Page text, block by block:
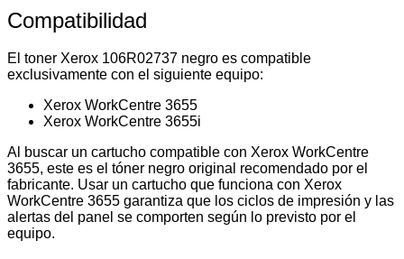
Compatibilidad
El toner Xerox 106R02737 negro es compatible
exclusivamente con el siguiente equipo:
Xerox WorkCentre 3655
Xerox WorkCentre 3655i
Al buscar un cartucho compatible con Xerox WorkCentre
3655, este es el tóner negro original recomendado por el
fabricante. Usar un cartucho que funciona con Xerox
WorkCentre 3655 garantiza que los ciclos de impresión y las
alertas del panel se comporten según lo previsto por el
equipo.